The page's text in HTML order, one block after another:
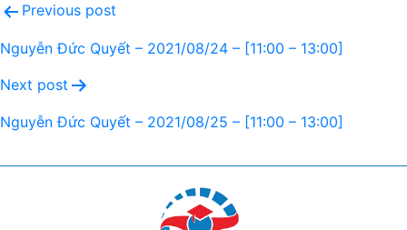
Previous post
Nguyễn Đức Quyết – 2021/08/24 – [11:00 – 13:00]
Next post
Nguyễn Đức Quyết – 2021/08/25 – [11:00 – 13:00]